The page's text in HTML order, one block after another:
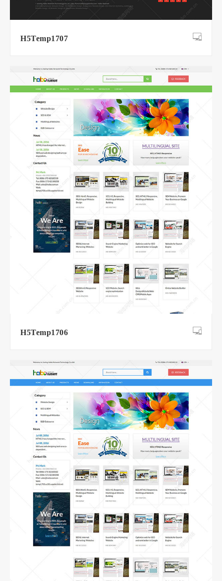
H5Temp1707
H5Temp1706